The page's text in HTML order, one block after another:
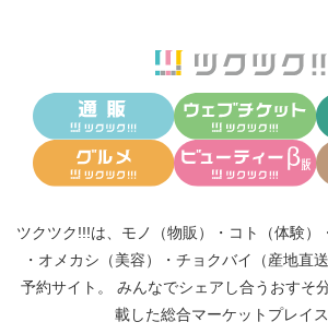
ツクツク!!!は、 モノ（物販） ・ コト（体験）
・ オメカシ（美容） ・ チョクバイ（産地直送
予約サイト。
みんなでシェアし合う おすそ
載した総合マーケットプレイス